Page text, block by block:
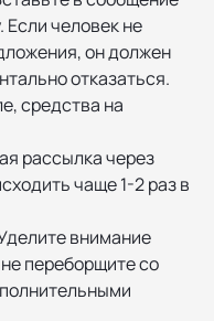
человек не
он должен
отказаться.
средства на
рассылка через
чаще 1-2 раз в
внимание
переборщите со